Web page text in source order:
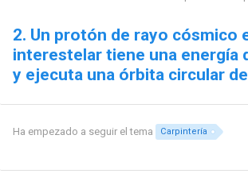
2. Un protón de rayo cósmico
interestelar tiene una energía
y ejecuta una órbita circular
Ha empezado a seguir el tema Carpintería